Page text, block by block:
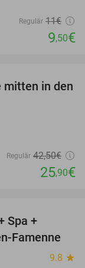
Regulär 11€
9,50€
39%
mitten in den
Regulär 42,50€
25,90€
Spa +
Famenne
9.8 star